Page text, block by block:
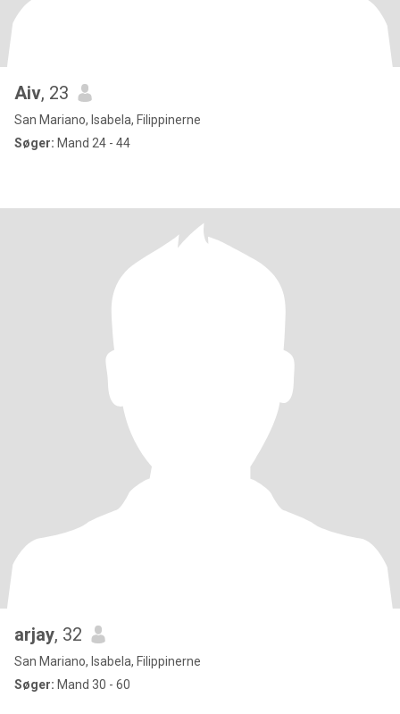
Aiv, 23
San Mariano, Isabela, Filippinerne
Søger: Mand 24 - 44
arjay, 32
San Mariano, Isabela, Filippinerne
Søger: Mand 30 - 60